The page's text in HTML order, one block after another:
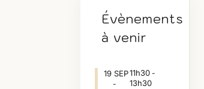
Évènements
à venir
19 SEP11h30 -
13h30